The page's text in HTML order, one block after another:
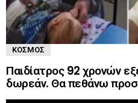
ΚΌΣΜΟΣ
Παιδίατρος 92 χρονών
δωρεάν. Θα πεθάνω